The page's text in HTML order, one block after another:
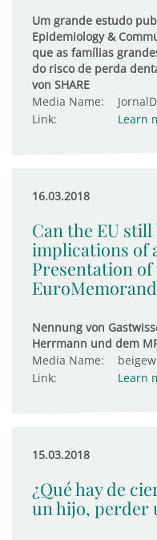
Um grande estudo
Epidemiology &
que as famílias
do risco de perda
von SHARE
Media Name:
Link:
Learn
16.03.2018
Can the EU still
implications of
Presentation of
Nennung von
Herrmann und dem
Media Name:
Link:
Learn
15.03.2018
¿Qué hay de
un hijo, perder